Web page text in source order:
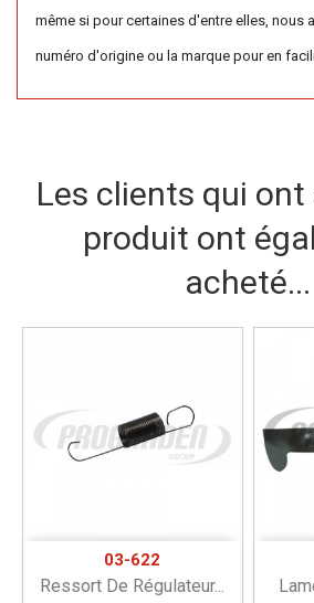
même si pour certaines d'entre elles, nous
numéro d'origine ou la marque pour en
Les clients qui
produit ont
acheté...
03-622
Ressort De Régulateur...